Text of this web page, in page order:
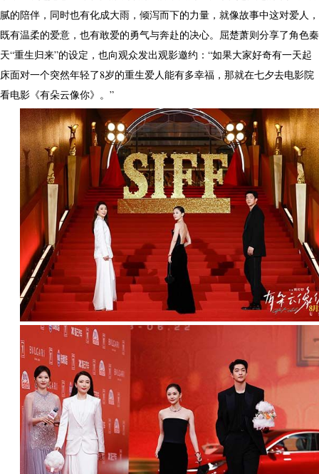
腻的陪伴，同时也有化成大雨，倾泻而下的力量，就像故事中这对爱人，
既有温柔的爱意，也有敢爱的勇气与奔赴的决心。屈楚萧则分享了角色秦
天“重生归来”的设定，也向观众发出观影邀约：“如果大家好奇有一天起
床面对一个突然年轻了8岁的重生爱人能有多幸福，那就在七夕去电影院
看电影《有朵云像你》。”